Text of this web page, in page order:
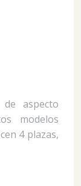
aspecto
modelos
4 plazas,